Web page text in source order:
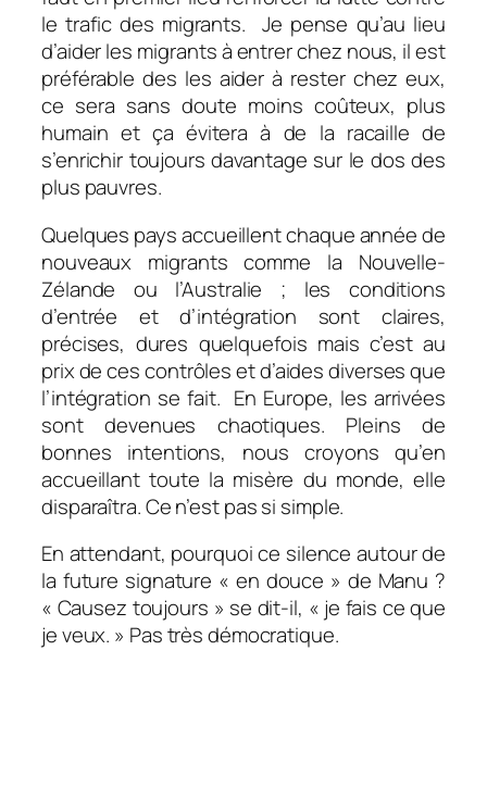
le trafic des migrants. Je pense qu’au lieu
d’aider les migrants à entrer chez nous, il est
préférable des les aider à rester chez eux,
ce sera sans doute moins coûteux, plus
humain et ça évitera à de la racaille de
s’enrichir toujours davantage sur le dos des
plus pauvres.
Quelques pays accueillent chaque année de
nouveaux migrants comme la Nouvelle-
Zélande ou l’Australie ; les conditions
d’entrée et d’intégration sont claires,
précises, dures quelquefois mais c’est au
prix de ces contrôles et d’aides diverses que
l’intégration se fait. En Europe, les arrivées
sont devenues chaotiques. Pleins de
bonnes intentions, nous croyons qu’en
accueillant toute la misère du monde, elle
disparaîtra. Ce n’est pas si simple.
En attendant, pourquoi ce silence autour de
la future signature « en douce » de Manu ?
« Causez toujours » se dit-il, « je fais ce que
je veux. » Pas très démocratique.